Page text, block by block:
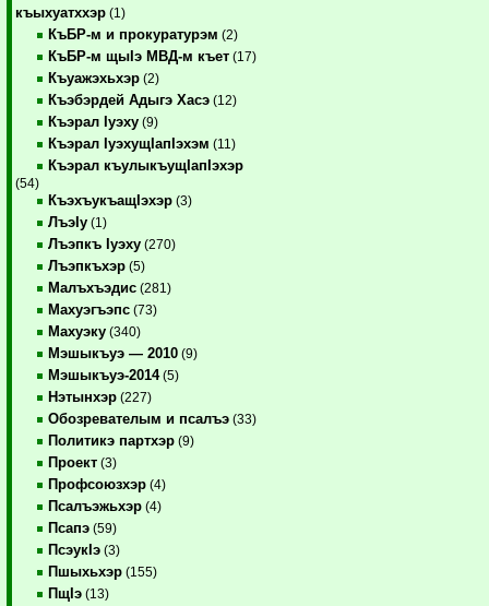
къыхуатххэр (1)
КъБР-м и прокуратурэм (2)
КъБР-м щыIэ МВД-м къет (17)
Къуажэхьхэр (2)
Къэбэрдей Адыгэ Хасэ (12)
Къэрал Iуэху (9)
Къэрал IуэхущIапIэхэм (11)
Къэрал къулыкъущIапIэхэр
(54)
КъэхъукъащIэхэр (3)
ЛъэIу (1)
Лъэпкъ Iуэху (270)
Лъэпкъхэр (5)
Малъхъэдис (281)
Махуэгъэпс (73)
Махуэку (340)
Мэшыкъуэ — 2010 (9)
Мэшыкъуэ-2014(5)
Нэтынхэр (227)
Обозревателым и псалъэ (33)
Политикэ партхэр (9)
Проект (3)
Профсоюзхэр (4)
Псалъэжьхэр (4)
Псапэ (59)
ПсэукIэ (3)
Пшыхьхэр (155)
ПщIэ (13)